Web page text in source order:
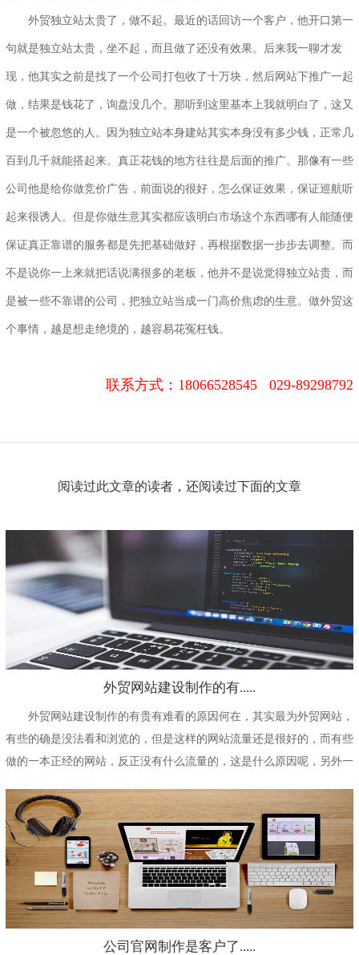
外贸独立站太贵了，做不起。最近的话回访一个客户，他开口第一
句就是独立站太贵，坐不起，而且做了还没有效果。后来我一聊才发
现，他其实之前是找了一个公司打包收了十万块，然后网站下推广一起
做，结果是钱花了，询盘没几个。那听到这里基本上我就明白了，这又
是一个被忽悠的人。因为独立站本身建站其实本身没有多少钱，正常几
百到几千就能搭起来。真正花钱的地方往往是后面的推广。那像有一些
公司他是给你做竞价广告，前面说的很好，怎么保证效果，保证巡航听
起来很诱人。但是你做生意其实都应该明白市场这个东西哪有人能随便
保证真正靠谱的服务都是先把基础做好，再根据数据一步步去调整。而
不是说你一上来就把话说满很多的老板，他并不是说觉得独立站贵，而
是被一些不靠谱的公司，把独立站当成一门高价焦虑的生意。做外贸这
个事情，越是想走绝境的，越容易花冤枉钱。
联系方式： 18066528545 029-89298792
阅读过此文章的读者，还阅读过下面的文章
外贸网站建设制作的有.....
外贸网站建设制作的有贵有难看的原因何在，其实最为外贸网站，
有些的确是没法看和浏览的，但是这样的网站流量还是很好的，而有些
做的一本正经的网站，反正没有什么流量的，这是什么原因呢，另外一
公司官网制作是客户了.....